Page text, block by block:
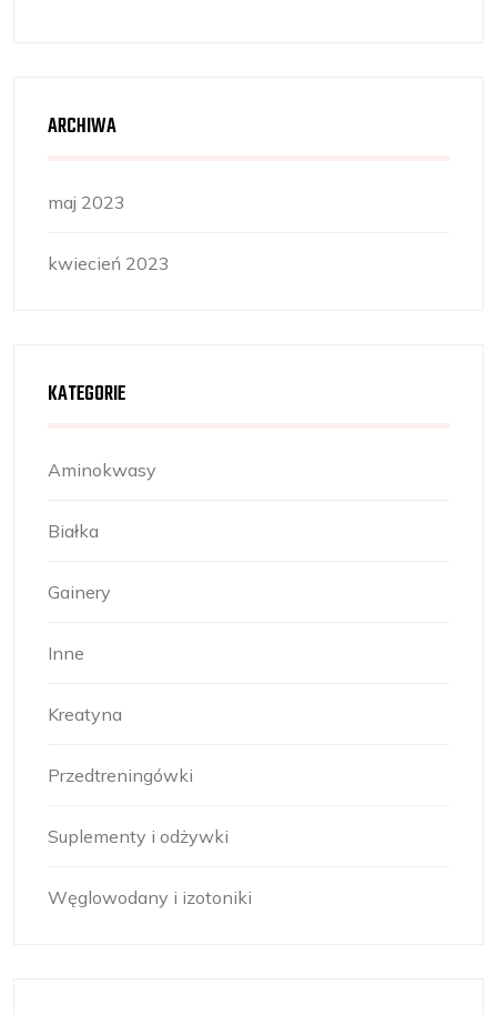
ARCHIWA
maj 2023
kwiecień 2023
KATEGORIE
Aminokwasy
Białka
Gainery
Inne
Kreatyna
Przedtreningówki
Suplementy i odżywki
Węglowodany i izotoniki